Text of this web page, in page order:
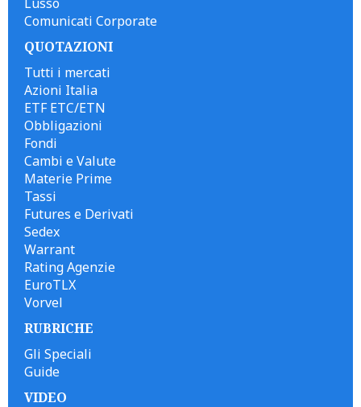
Comunicati Corporate
QUOTAZIONI
Tutti i mercati
Azioni Italia
ETF ETC/ETN
Obbligazioni
Fondi
Cambi e Valute
Materie Prime
Tassi
Futures e Derivati
Sedex
Warrant
Rating Agenzie
EuroTLX
Vorvel
RUBRICHE
Gli Speciali
Guide
VIDEO